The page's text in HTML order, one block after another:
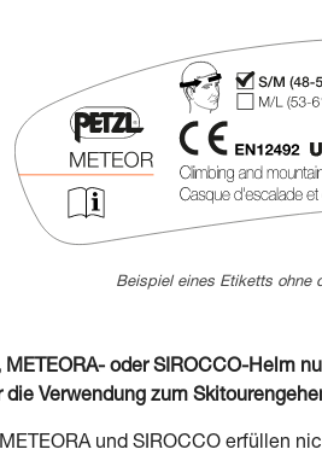
Beispiel eines Etiketts ohne
METEORA- oder SIROCCO-Helm
Verwendung zum
und SIROCCO erfüllen